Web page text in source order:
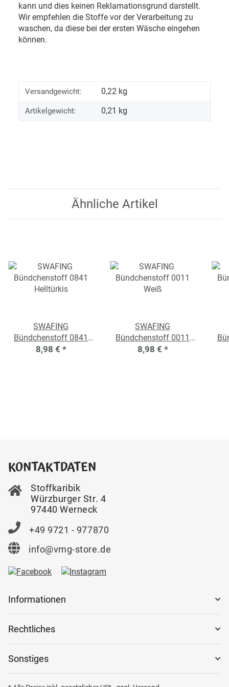
kann und dies keinen Reklamationsgrund darstellt.
Wir empfehlen die Stoffe vor der Verarbeitung zu
waschen, da diese bei der ersten Wäsche eingehen
können.
Versandgewicht: 0,22 kg
Artikelgewicht: 0,21 kg
Ähnliche Artikel
SWAFING
Bündchenstoff 0841
Helltürkis
8,98 € *
SWAFING
Bündchenstoff 0011
Weiß
8,98 € *
KONTAKTDATEN
Stoffkaribik
Würzburger Str. 4
97440 Werneck
+49 9721 - 977870
info@vmg-store.de
Informationen
Rechtliches
Sonstiges